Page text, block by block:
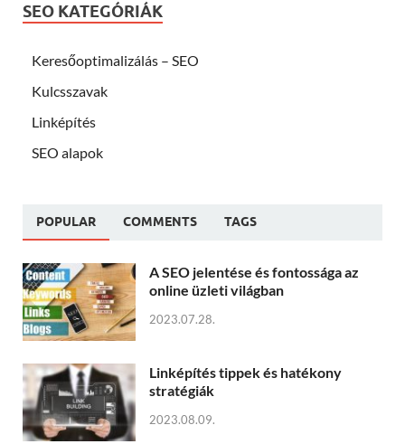
SEO KATEGÓRIÁK
Keresőoptimalizálás – SEO
Kulcsszavak
Linképítés
SEO alapok
POPULAR COMMENTS TAGS
A SEO jelentése és fontossága az
online üzleti világban
2023.07.28.
Linképítés tippek és hatékony
stratégiák
2023.08.09.